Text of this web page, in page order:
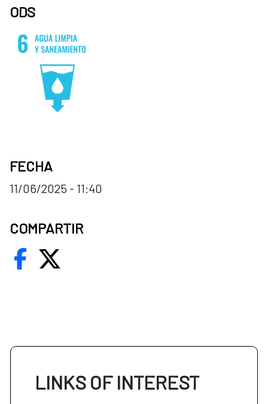
ODS
FECHA
11/06/2025 - 11:40
COMPARTIR
LINKS OF INTEREST